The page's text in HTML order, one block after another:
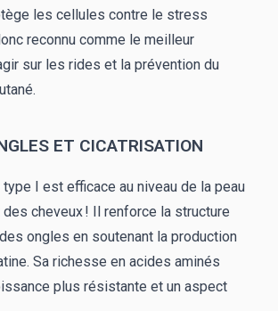
les cellules contre le stress
reconnu comme le meilleur
sur les rides et la prévention du
ET CICATRISATION
I est efficace au niveau de la peau
cheveux ! Il renforce la structure
ongles en soutenant la production
Sa richesse en acides aminés
plus résistante et un aspect